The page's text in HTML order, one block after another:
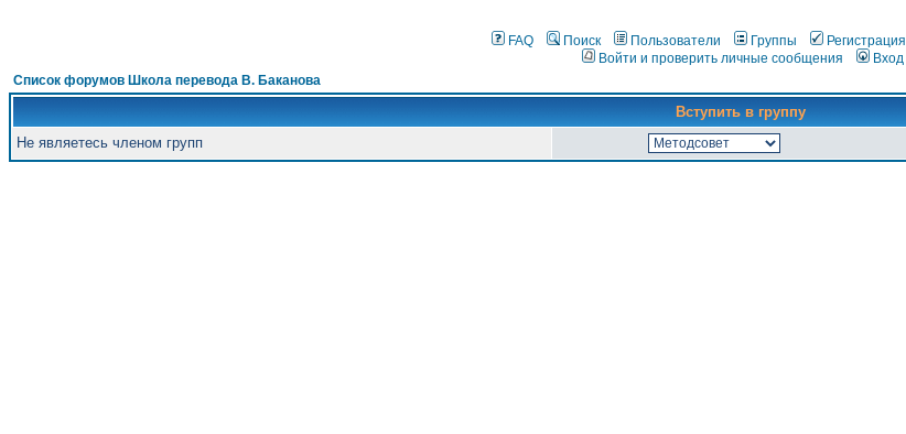
FAQ Поиск Пользователи Группы Регистрация
Войти и проверить личные сообщения
Вход
Список форумов Школа перевода В. Баканова
Вступить в группу
Не являетесь членом групп